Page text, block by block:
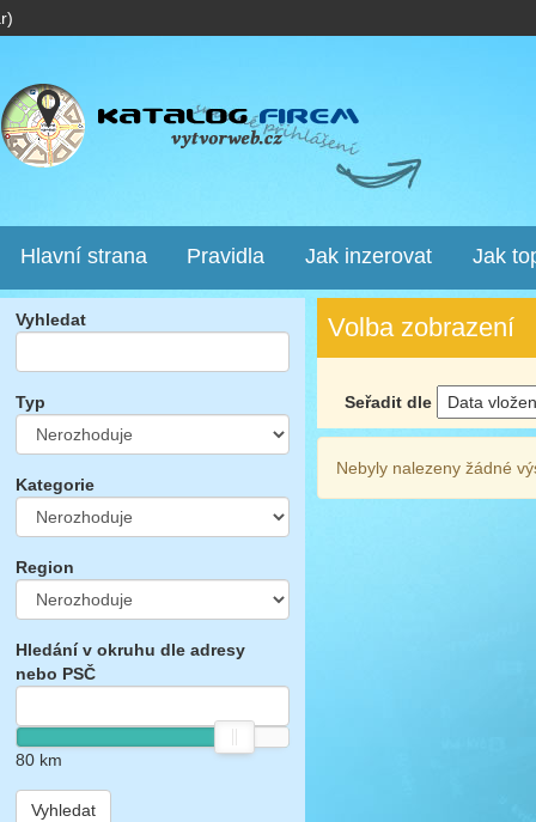
Hlavní strana Pravidla Jak inzerovat Jak
Vyhledat
Typ
Kategorie
Region
Hledání v okruhu dle adresy
nebo PSČ
80km
Vyhledat
Volba zobrazení
Seřadit dle
Nebyly nalezeny žádné